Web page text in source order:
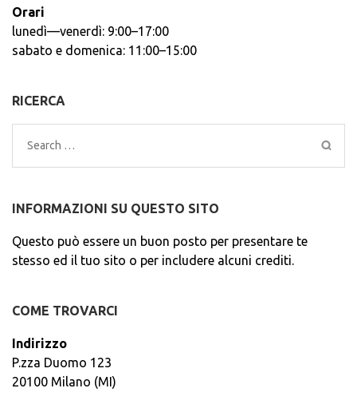
Orari
lunedì—venerdì: 9:00–17:00
sabato e domenica: 11:00–15:00
RICERCA
Search
for:
INFORMAZIONI SU QUESTO SITO
Questo può essere un buon posto per presentare te
stesso ed il tuo sito o per includere alcuni crediti.
COME TROVARCI
Indirizzo
P.zza Duomo 123
20100 Milano (MI)